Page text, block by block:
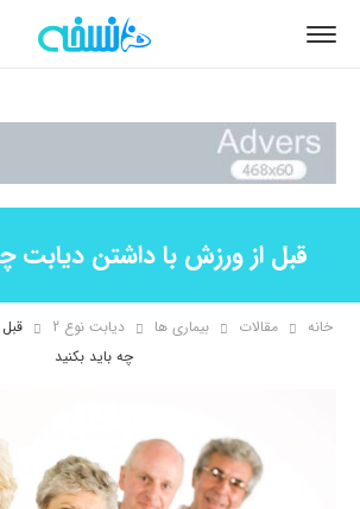
قبل از ورزش با داشتن دیابت
خانه مقالات بیماری ها دیابت نوع 2
چه باید بکنید